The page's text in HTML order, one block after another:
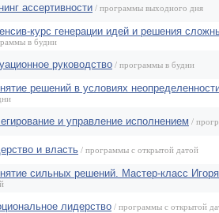
ассертивности / программы выходного дня
курс генерации идей и решения
в будни
руководство / программы в будни
решений в условиях
и управление исполнением /
и власть / программы с открытой датой
сильных решений. Мастер-класс
лидерство / программы с открытой